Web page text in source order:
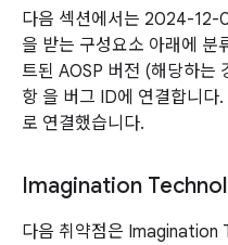
다음 섹션에서는 2024-12-
을 받는 구성요소 아래에 분
트된 AOSP 버전 (해당하는
항 을 버그 ID에 연결합니다
로 연결했습니다.
Imagination
다음 취약점은 Imagination